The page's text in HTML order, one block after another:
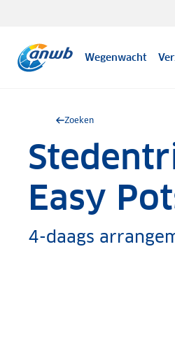
Wegenwacht
Zoeken
.
Easy
4-daags